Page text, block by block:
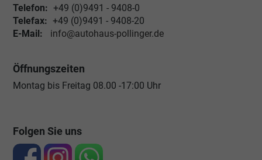
Telefon: +49 (0)9491 - 9408-0
Telefax: +49 (0)9491 - 9408-20
E-Mail:
info@autohaus-pollinger.de
Öffnungszeiten
Montag bis Freitag 08.00 -17:00 Uhr
Folgen Sie uns